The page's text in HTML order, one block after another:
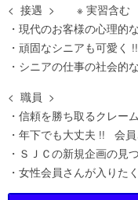
< 接遇 > ※ 実習含む
・現代のお客様の心理的
・頑固なシニアも可愛
・シニアの仕事の社会的
< 職員 >
・信頼を勝ち取るクレー
・年下でも大丈夫 !! 会
・ＳＪＣの新規企画の見
・女性会員さんが入りた